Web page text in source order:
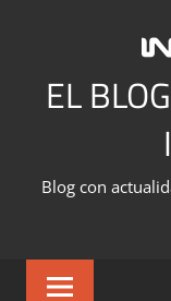
contenido
EL
Blog con